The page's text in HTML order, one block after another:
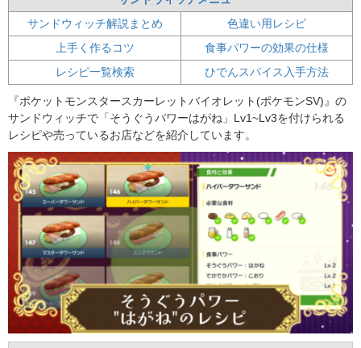
サンドウィッチ解説まとめ
色違い用レシピ
上手く作るコツ
食事パワーの効果の仕様
レシピ一覧検索
ひでんスパイス入手方法
『ポケットモンスタースカーレットバイオレット(ポケモンSV)』の
サンドウィッチで「そうぐうパワーはがね」Lv1~Lv3を付けられる
レシピや売っているお店などを紹介しています。